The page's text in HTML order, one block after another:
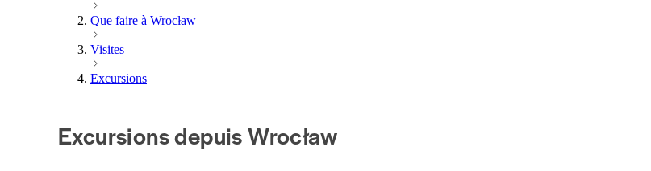
Que faire à Wrocław
Visites
Excursions
Excursions depuis Wrocław